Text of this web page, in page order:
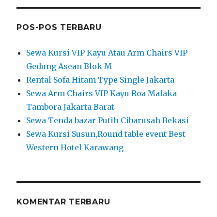
POS-POS TERBARU
Sewa Kursi VIP Kayu Atau Arm Chairs VIP
Gedung Asean Blok M
Rental Sofa Hitam Type Single Jakarta
Sewa Arm Chairs VIP Kayu Roa Malaka
Tambora Jakarta Barat
Sewa Tenda bazar Putih Cibarusah Bekasi
Sewa Kursi Susun,Round table event Best
Western Hotel Karawang
KOMENTAR TERBARU